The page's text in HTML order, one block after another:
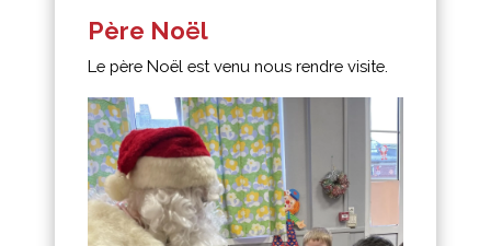
Père Noël
Le père Noël est venu nous rendre visite.